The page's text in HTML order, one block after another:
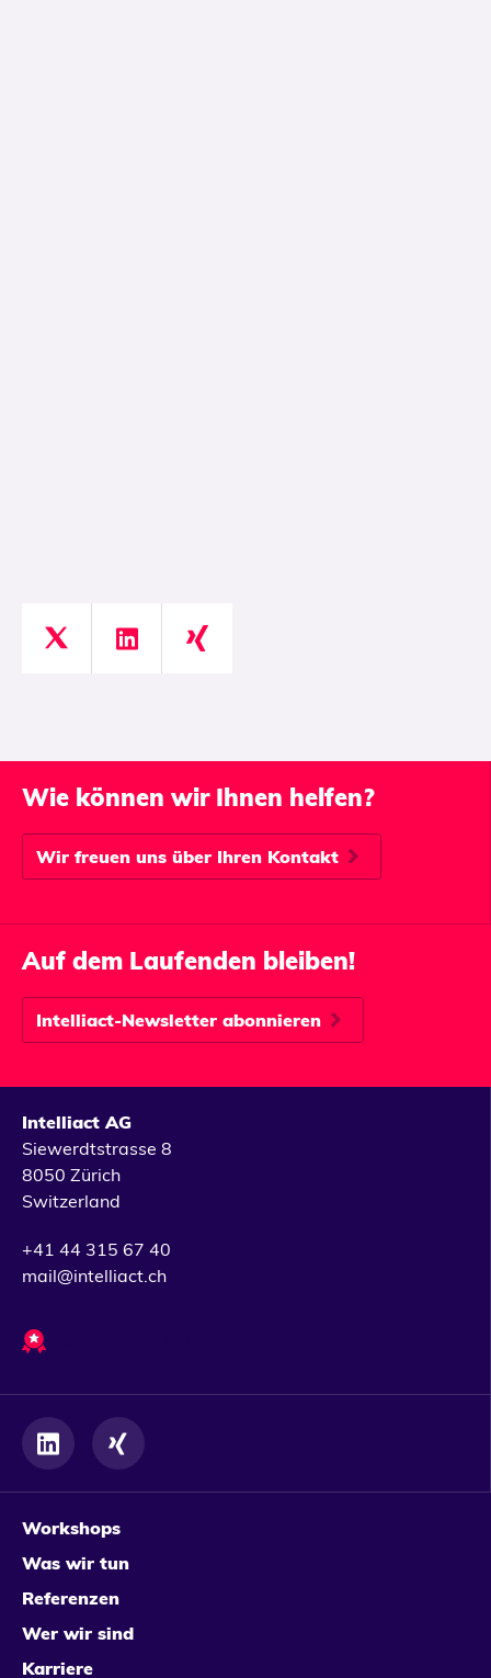
Wie können wir Ihnen helfen?
Wir freuen uns über Ihren Kontakt
Auf dem Laufenden bleiben!
Intelliact-Newsletter abonnieren
Intelliact AG
Siewerdtstrasse 8
8050 Zürich
Switzerland
+41 44 315 67 40
mail@intelliact.ch
Workshops
Was wir tun
Referenzen
Wer wir sind
Karriere